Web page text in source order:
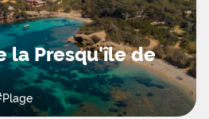
la Presqu'île de
Plage